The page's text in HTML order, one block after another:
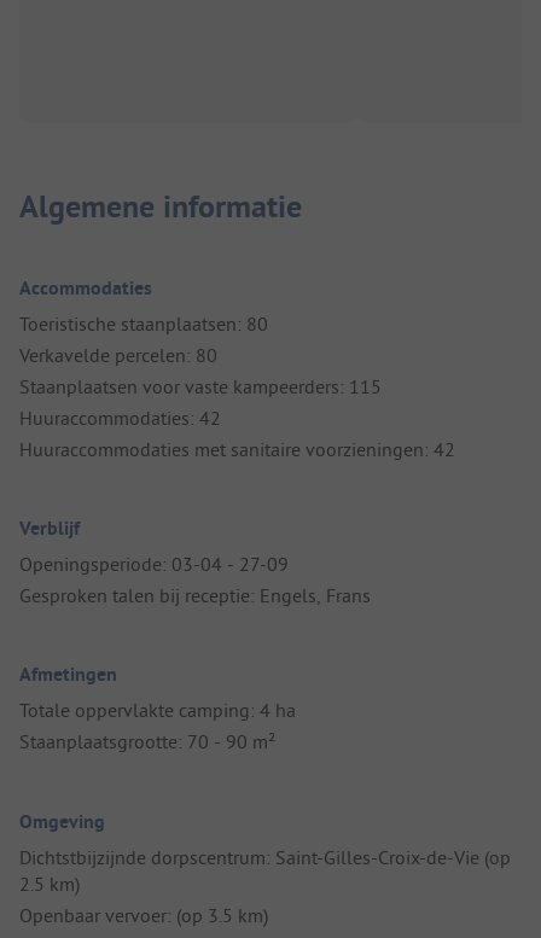
Algemene informatie
Accommodaties
Toeristische staanplaatsen: 80
Verkavelde percelen: 80
Staanplaatsen voor vaste kampeerders: 115
Huuraccommodaties: 42
Huuraccommodaties met sanitaire voorzieningen: 42
Verblijf
Openingsperiode: 03-04 - 27-09
Gesproken talen bij receptie: Engels, Frans
Afmetingen
Totale oppervlakte camping: 4 ha
Staanplaatsgrootte: 70 - 90 m²
Omgeving
Dichtstbijzijnde dorpscentrum: Saint-Gilles-Croix-de-Vie (op
2.5 km)
Openbaar vervoer: (op 3.5 km)